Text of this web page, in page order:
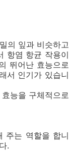
의 잎과 비슷하고
항염 항균 작용이
뛰어난 효능으로
서 인기가 있습니
능을 구체적으로
주는 역할을 합니
.